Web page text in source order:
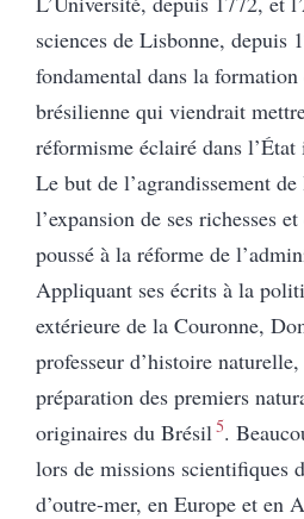
sciences de Lisbonne, depuis
fondamental dans la
brésilienne qui viendrait
réformisme éclairé dans
Le but de l’agrandissement
l’expansion de ses richesses
poussé à la réforme de
Appliquant ses écrits à la
extérieure de la Couronne,
professeur d’histoire
préparation des premiers
originaires du Brésil 5.
lors de missions scientifiques
d’outre-mer, en Europe et en